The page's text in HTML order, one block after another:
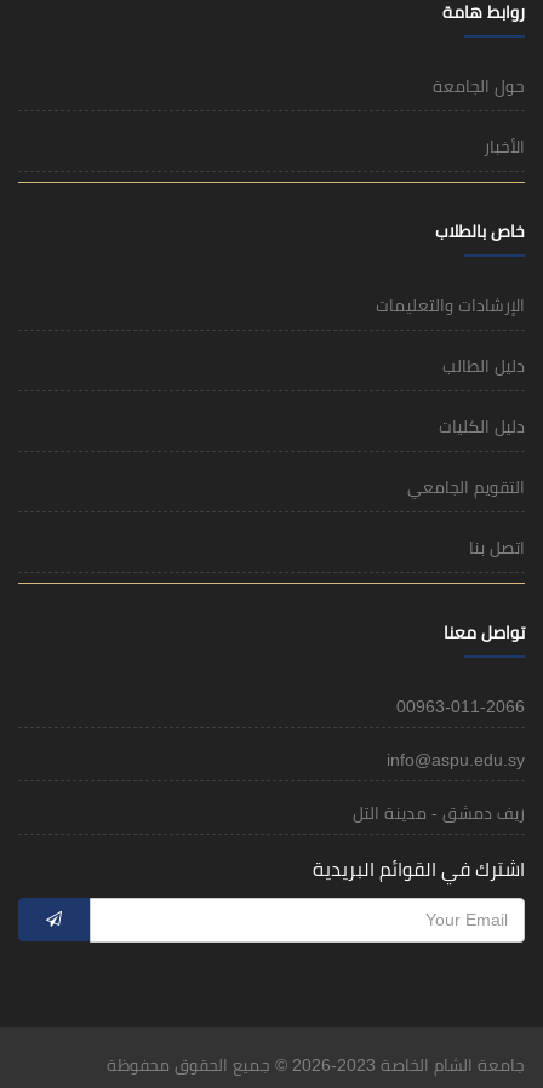
روابط هامة
حول الجامعة
الأخبار
خاص بالطلاب
الإرشادات والتعليمات
دليل الطالب
دليل الكليات
التقويم الجامعي
اتصل بنا
تواصل معنا
00963-011-2066
info@aspu.edu.sy
ريف دمشق - مدينة التل
اشترك في القوائم البريدية
جامعة الشام الخاصة 2023-2026 © جميع الحقوق محفوظة